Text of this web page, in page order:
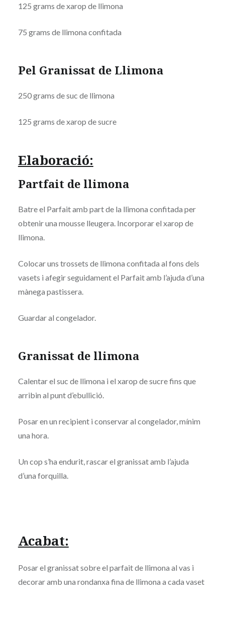
125 grams de xarop de llimona
75 grams de llimona confitada
Pel Granissat de Llimona
250 grams de suc de llimona
125 grams de xarop de sucre
Elaboració:
Partfait de llimona
Batre el Parfait amb part de la llimona confitada per
obtenir una mousse lleugera. Incorporar el xarop de
llimona.
Colocar uns trossets de llimona confitada al fons dels
vasets i afegir seguidament el Parfait amb l’ajuda d’una
mànega pastissera.
Guardar al congelador.
Granissat de llimona
Calentar el suc de llimona i el xarop de sucre fins que
arribin al punt d’ebullició.
Posar en un recipient i conservar al congelador, mínim
una hora.
Un cop s’ha endurit, rascar el granissat amb l’ajuda
d’una forquilla.
Acabat:
Posar el granissat sobre el parfait de llimona al vas i
decorar amb una rondanxa fina de llimona a cada vaset